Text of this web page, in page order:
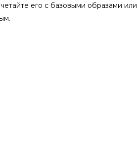
его с базовыми образами или